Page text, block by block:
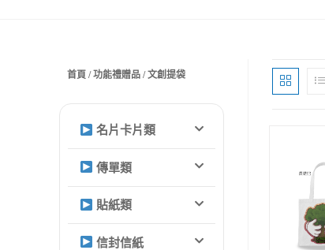
首頁/功能禮贈品/ 文創提袋
名片卡片類
傳單類
貼紙類
信封信紙